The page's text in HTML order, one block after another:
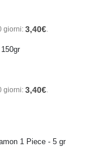
giorni: 3,40€.
giorni: 3,40€.
1 Piece - 5 gr